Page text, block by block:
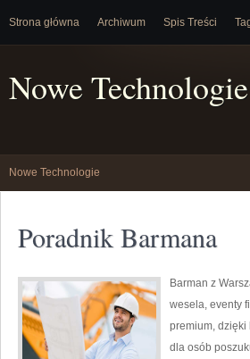
Strona główna Archiwum Spis Treści
Nowe Technologie
Nowe Technologie
Poradnik Barmana
Barman z
wesela, eventy
premium, dzięki
dla osób